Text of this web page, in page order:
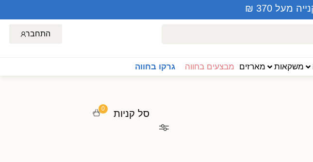
מעל 370 ₪
התחבר
משקאות מארזים מבצעים בחווה גרקו בחווה
סל קניות 0